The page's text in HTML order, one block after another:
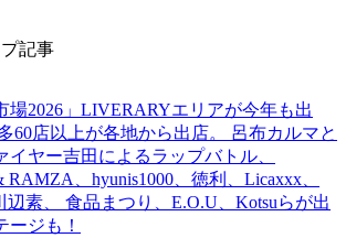
記事
場2026」LIVERARYエリアが今年も出
60店以上が各地から出店。 呂布カルマと
イヤー吉田によるラップバトル、
RAMZA、hyunis1000、徳利、Licaxxx、
素、 食品まつり、E.O.U、Kotsuらが出
ージも！